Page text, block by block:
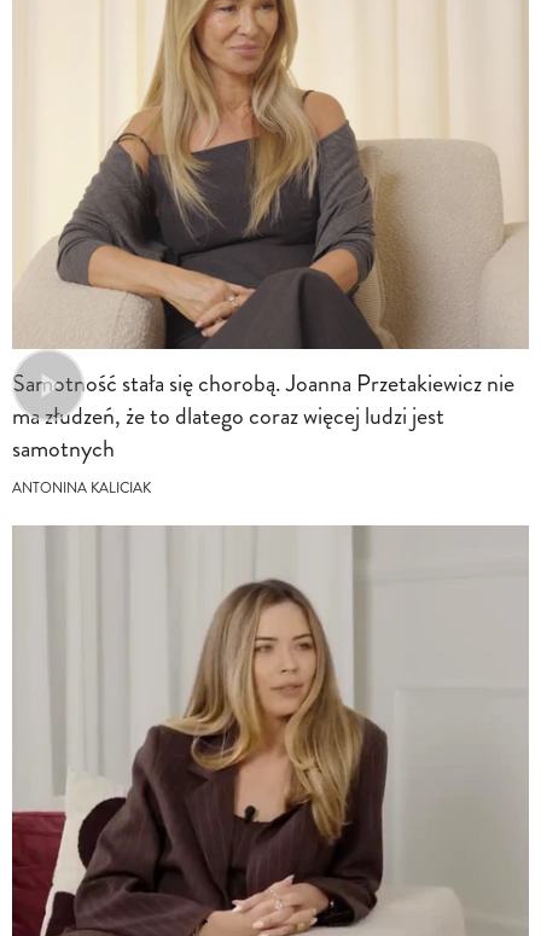
Samotność stała się chorobą. Joanna Przetakiewicz nie
ma złudzeń, że to dlatego coraz więcej ludzi jest
samotnych
ANTONINA KALICIAK